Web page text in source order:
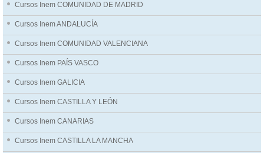
Cursos Inem COMUNIDAD DE MADRID
Cursos Inem ANDALUCÍA
Cursos Inem COMUNIDAD VALENCIANA
Cursos Inem PAÍS VASCO
Cursos Inem GALICIA
Cursos Inem CASTILLA Y LEÓN
Cursos Inem CANARIAS
Cursos Inem CASTILLA LA MANCHA